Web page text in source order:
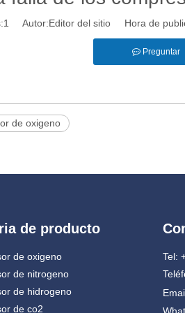
1 Autor:Editor del sitio Hora de
Preguntar
de oxigeno
de producto
de oxigeno
de nitrogeno
de hidrogeno
de co2
Tel: